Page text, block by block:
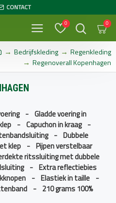
CONTACT
0 0
Bedrijfskleding
Regenkleding
Regenoverall Kopenhagen
- Gladde voering in
- Capuchon in kraag -
- Dubbele
klep - Pijpen verstelbaar
ritssluiting met dubbele
- Extra reflectiebies
- Elastiek in taille -
- 210 grams 100%